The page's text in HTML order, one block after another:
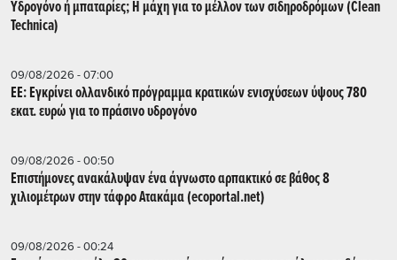
Υδρογόνο ή μπαταρίες; Η μάχη για το μέλλον των σιδηροδρόμων (Clean
Technica)
09/08/2026 - 07:00
ΕΕ: Εγκρίνει ολλανδικό πρόγραμμα κρατικών ενισχύσεων ύψους 780
εκατ. ευρώ για το πράσινο υδρογόνο
09/08/2026 - 00:50
Επιστήμονες ανακάλυψαν ένα άγνωστο αρπακτικό σε βάθος 8
χιλιομέτρων στην τάφρο Ατακάμα (ecoportal.net)
09/08/2026 - 00:24